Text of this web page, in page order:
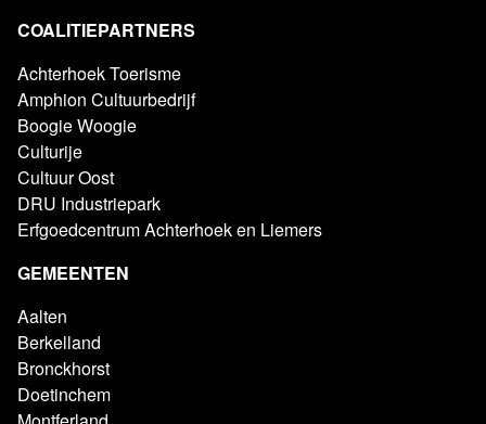
COALITIEPARTNERS
Achterhoek Toerisme
Amphion Cultuurbedrijf
Boogie Woogie
Culturije
Cultuur Oost
DRU Industriepark
Erfgoedcentrum Achterhoek en Liemers
GEMEENTEN
Aalten
Berkelland
Bronckhorst
Doetinchem